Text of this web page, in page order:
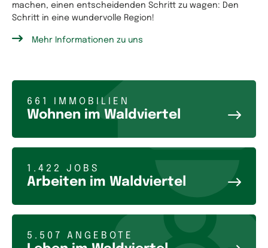
machen, einen entscheidenden Schritt zu wagen: Den
Schritt in eine wundervolle Region!
Mehr Informationen zu uns
661 IMMOBILIEN
Wohnen im Waldviertel
1.422 JOBS
Arbeiten im Waldviertel
5.507 ANGEBOTE